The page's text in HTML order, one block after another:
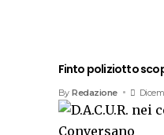
Finto poliziotto
By Redazione